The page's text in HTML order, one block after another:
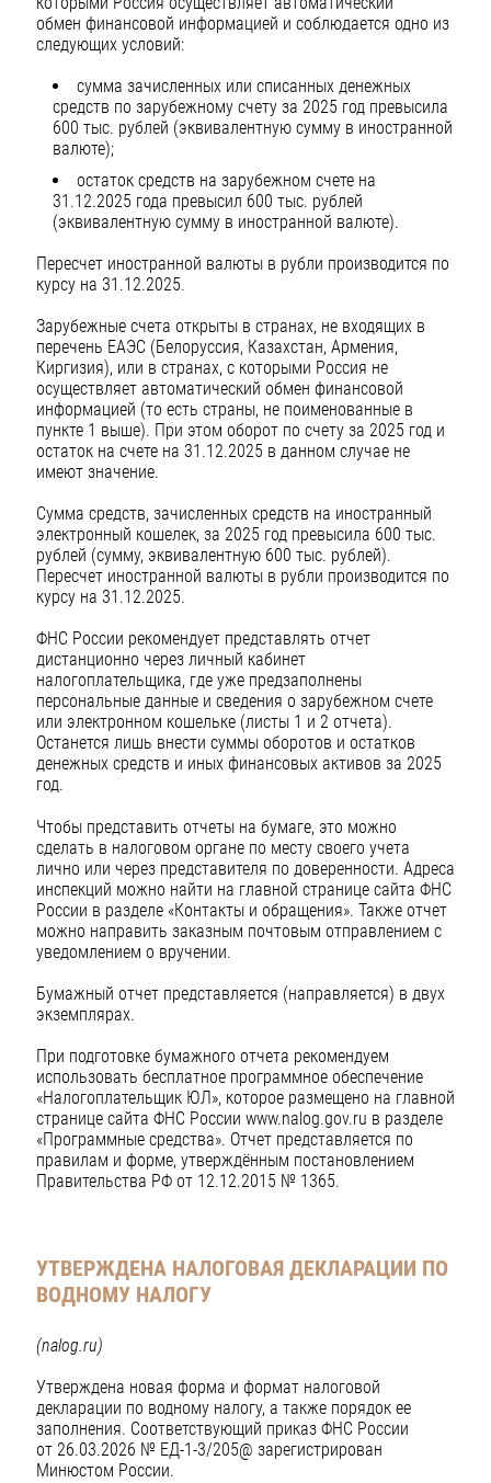
обмен финансовой информацией и соблюдается одно из
следующих условий:
сумма зачисленных или списанных денежных
средств по зарубежному счету за 2025 год превысила
600 тыс. рублей (эквивалентную сумму в иностранной
валюте);
остаток средств на зарубежном счете на
31.12.2025 года превысил 600 тыс. рублей
(эквивалентную сумму в иностранной валюте).
Пересчет иностранной валюты в рубли производится по
курсу на 31.12.2025.
Зарубежные счета открыты в странах, не входящих в
перечень ЕАЭС (Белоруссия, Казахстан, Армения,
Киргизия), или в странах, с которыми Россия не
осуществляет автоматический обмен финансовой
информацией (то есть страны, не поименованные в
пункте 1 выше). При этом оборот по счету за 2025 год и
остаток на счете на 31.12.2025 в данном случае не
имеют значение.
Сумма средств, зачисленных средств на иностранный
электронный кошелек, за 2025 год превысила 600 тыс.
рублей (сумму, эквивалентную 600 тыс. рублей).
Пересчет иностранной валюты в рубли производится по
курсу на 31.12.2025.
ФНС России рекомендует представлять отчет
дистанционно через личный кабинет
налогоплательщика, где уже предзаполнены
персональные данные и сведения о зарубежном счете
или электронном кошельке (листы 1 и 2 отчета).
Останется лишь внести суммы оборотов и остатков
денежных средств и иных финансовых активов за 2025
год.
Чтобы представить отчеты на бумаге, это можно
сделать в налоговом органе по месту своего учета
лично или через представителя по доверенности. Адреса
инспекций можно найти на главной странице сайта ФНС
России в разделе «Контакты и обращения». Также отчет
можно направить заказным почтовым отправлением с
уведомлением о вручении.
Бумажный отчет представляется (направляется) в двух
экземплярах.
При подготовке бумажного отчета рекомендуем
использовать бесплатное программное обеспечение
«Налогоплательщик ЮЛ», которое размещено на главной
странице сайта ФНС России www.nalog.gov.ru в разделе
«Программные средства». Отчет представляется по
правилам и форме, утверждённым постановлением
Правительства РФ от 12.12.2015 № 1365.
УТВЕРЖДЕНА НАЛОГОВАЯ ДЕКЛАРАЦИИ ПО
ВОДНОМУ НАЛОГУ
(nalog.ru)
Утверждена новая форма и формат налоговой
декларации по водному налогу, а также порядок ее
заполнения. Соответствующий приказ ФНС России
от 26.03.2026 № ЕД-1-3/205@ зарегистрирован
Минюстом России.